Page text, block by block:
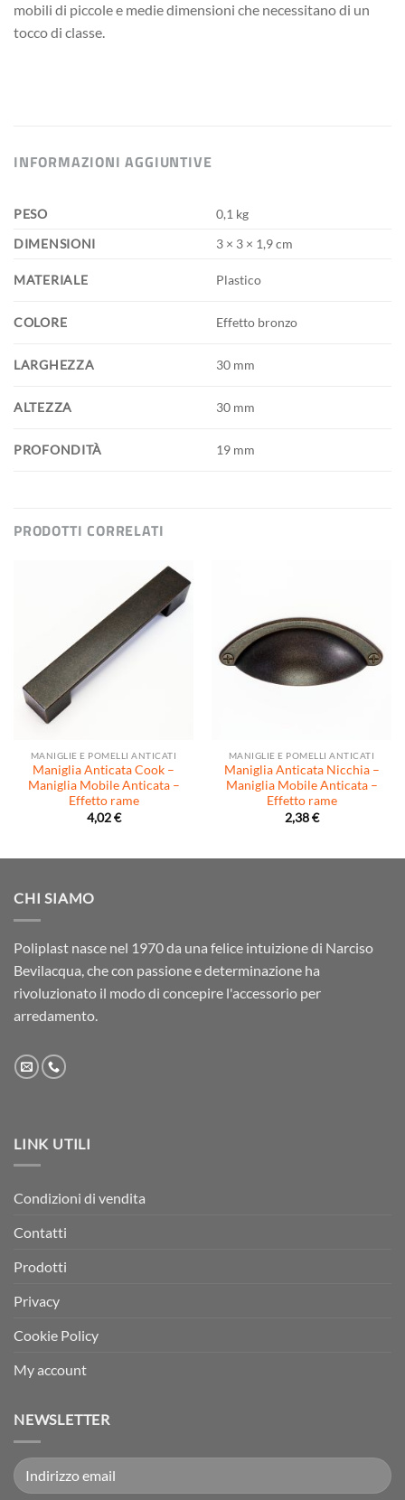
mobili di piccole e medie dimensioni che necessitano di un
tocco di classe.
INFORMAZIONI AGGIUNTIVE
PESO
0,1 kg
DIMENSIONI
3 × 3 × 1,9 cm
MATERIALE Plastico
COLORE Effetto bronzo
LARGHEZZA 30 mm
ALTEZZA 30 mm
PROFONDITÀ 19 mm
PRODOTTI CORRELATI
MANIGLIE E POMELLI ANTICATI
Maniglia Anticata Cook –
Maniglia Mobile Anticata –
Effetto rame
4,02€
MANIGLIE E POMELLI ANTICATI
Maniglia Anticata Nicchia –
Maniglia Mobile Anticata –
Effetto rame
2,38€
CHI SIAMO
Poliplast nasce nel 1970 da una felice intuizione di Narciso
Bevilacqua, che con passione e determinazione ha
rivoluzionato il modo di concepire l'accessorio per
arredamento.
LINK UTILI
Condizioni di vendita
Contatti
Prodotti
Privacy
Cookie Policy
My account
NEWSLETTER